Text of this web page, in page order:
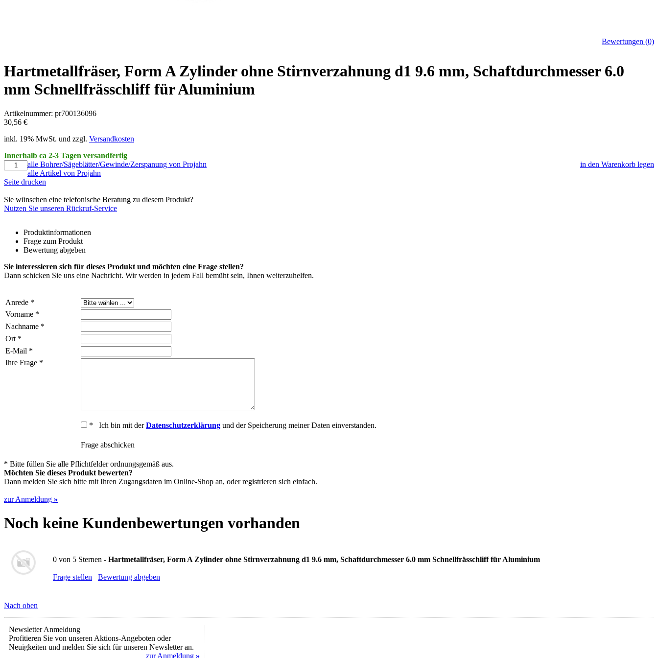
Bewertungen (0)
Hartmetallfräser, Form A Zylinder ohne Stirnverzahnung d1 9.6 mm, Schaftdurchmesser 6.0
mm Schnellfrässchliff für Aluminium
Artikelnummer: pr700136096
30,56 €
inkl. 19% MwSt. und zzgl. Versandkosten
Innerhalb ca 2-3 Tagen versandfertig
in den Warenkorb legen
alle Bohrer/Sägeblätter/Gewinde/Zerspanung von Projahn
alle Artikel von Projahn
Seite drucken
Sie wünschen eine telefonische Beratung zu diesem Produkt?
Nutzen Sie unseren Rückruf-Service
Produktinformationen
Frage zum Produkt
Bewertung abgeben
Sie interessieren sich für dieses Produkt und möchten eine Frage stellen?
Dann schicken Sie uns eine Nachricht. Wir werden in jedem Fall bemüht sein, Ihnen weiterzuhelfen.
Anrede *
Vorname *
Nachname *
Ort *
E-Mail *
Ihre Frage *
* Ich bin mit derDatenschutzerklärung und der Speicherung meiner Daten einverstanden.
Frage abschicken
* Bitte füllen Sie alle Pflichtfelder ordnungsgemäß aus.
Möchten Sie dieses Produkt bewerten?
Dann melden Sie sich bitte mit Ihren Zugangsdaten im Online-Shop an, oder registrieren sich einfach.
zur Anmeldung »
Noch keine Kundenbewertungen vorhanden
0 von 5 Sternen - Hartmetallfräser, Form A Zylinder ohne Stirnverzahnung d1 9.6 mm, Schaftdurchmesser 6.0 mm Schnellfrässchliff für Aluminium
Frage stellen Bewertung abgeben
Nach oben
Newsletter Anmeldung
Profitieren Sie von unseren Aktions-Angeboten oder
Neuigkeiten und melden Sie sich für unseren Newsletter an.
zur Anmeldung »